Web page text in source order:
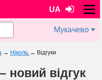
UA
Мукачево
→ Ніколь → Відгуки
новий відгук